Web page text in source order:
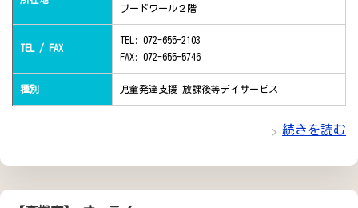
ブードワール２階
TEL / FAX
TEL: 072-655-2103
FAX: 072-655-5746
種別 児童発達支援 放課後等デイサービス
続きを読む